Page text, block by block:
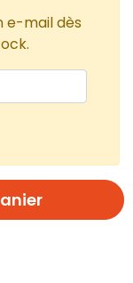
e-mail dès